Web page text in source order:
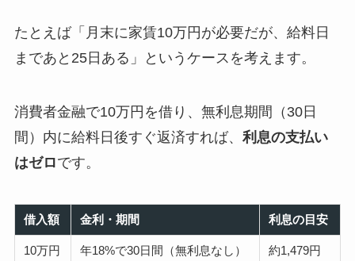
たとえば「月末に家賃10万円が必要だが、給料日
まであと25日ある」というケースを考えます。
消費者金融で10万円を借り、無利息期間（30日
間）内に給料日後すぐ返済すれば、 利息の支払い
はゼロです。
借入額 金利・期間 利息の目安
10万円 年18%で30日間（無利息なし） 約1,479円